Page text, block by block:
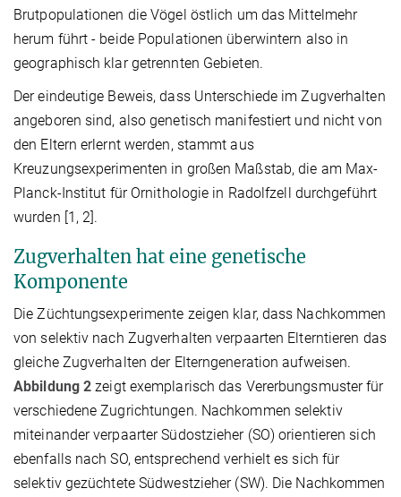
Brutpopulationen die Vögel östlich um das Mittelmehr
herum führt - beide Populationen überwintern also in
geographisch klar getrennten Gebieten.
Der eindeutige Beweis, dass Unterschiede im Zugverhalten
angeboren sind, also genetisch manifestiert und nicht von
den Eltern erlernt werden, stammt aus
Kreuzungsexperimenten in großen Maßstab, die am Max-
Planck-Institut für Ornithologie in Radolfzell durchgeführt
wurden [1, 2].
Zugverhalten hat eine genetische
Komponente
Die Züchtungsexperimente zeigen klar, dass Nachkommen
von selektiv nach Zugverhalten verpaarten Elterntieren das
gleiche Zugverhalten der Elterngeneration aufweisen.
Abbildung 2 zeigt exemplarisch das Vererbungsmuster für
verschiedene Zugrichtungen. Nachkommen selektiv
miteinander verpaarter Südostzieher (SO) orientieren sich
ebenfalls nach SO, entsprechend verhielt es sich für
selektiv gezüchtete Südwestzieher (SW). Die Nachkommen